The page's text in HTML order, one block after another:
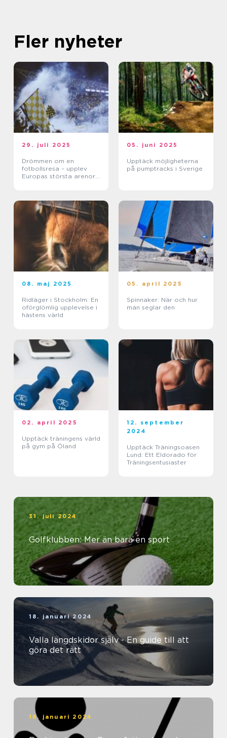
Fler nyheter
29. juli 2025
Drömmen om en
fotbollsresa – upplev
Europas största arenor
05. juni 2025
Upptäck möjligheterna
på pumptracks i Sverige
08. maj 2025
Ridläger i Stockholm: En
oförglömlig upplevelse i
hästens värld
05. april 2025
Spinnaker: När och hur
man seglar den
02. april 2025
Upptäck träningens värld
på gym på Öland
12. september
2024
Upptäck Träningsoasen
Lund: Ett Eldorado för
Träningsentusiaster
31. juli 2024
Golfklubben: Mer än bara en sport
18. januari 2024
Valla längdskidor själv - En guide till att
göra det rätt
18. januari 2024